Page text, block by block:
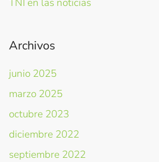
Archivos
junio 2025
marzo 2025
octubre 2023
diciembre 2022
septiembre 2022